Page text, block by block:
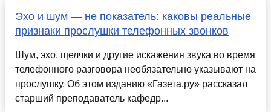
Эхо и шум — не показатель: каковы реальные
признаки прослушки телефонных звонков
Шум, эхо, щелчки и другие искажения звука во время
телефонного разговора необязательно указывают на
прослушку. Об этом изданию «Газета.ру» рассказал
старший преподаватель кафедр...